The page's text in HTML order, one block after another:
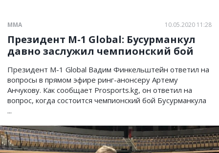
ММА 10.05.2020 11:28
Президент М-1 Global: Бусурманкул
давно заслужил чемпионский бой
Президент M-1 Global Вадим Финкельштейн ответил на
вопросы в прямом эфире ринг-анонсеру Артему
Анчукову. Как сообщает Prosports.kg, он ответил на
вопрос, когда состоится чемпионский бой Бусурманкула
...